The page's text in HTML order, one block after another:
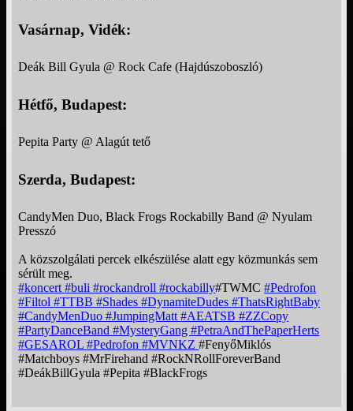
Vasárnap, Vidék:
Deák Bill Gyula @ Rock Cafe (Hajdúszoboszló)
Hétfő, Budapest:
Pepita Party @ Alagút tető
Szerda, Budapest:
CandyMen Duo, Black Frogs Rockabilly Band @ Nyulam
Presszó
A közszolgálati percek elkészülése alatt egy közmunkás sem
sérült meg.
#koncert#buli#rockandroll#rockabilly#TWMC#Pedrofon
#Filtol#TTBB#Shades#DynamiteDudes#ThatsRightBaby
#CandyMenDuo#JumpingMatt#AEATSB#ZZCopy
#PartyDanceBand#MysteryGang#PetraAndThePaperHerts
#GESAROL#Pedrofon#MVNKZ#FenyőMiklós
#Matchboys #MrFirehand #RockNRollForeverBand
#DeákBillGyula #Pepita #BlackFrogs